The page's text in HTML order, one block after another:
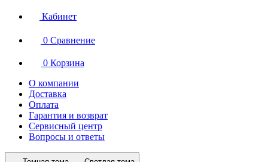
Кабинет
0 Сравнение
0 Корзина
О компании
Доставка
Оплата
Гарантия и возврат
Сервисный центр
Вопросы и ответы